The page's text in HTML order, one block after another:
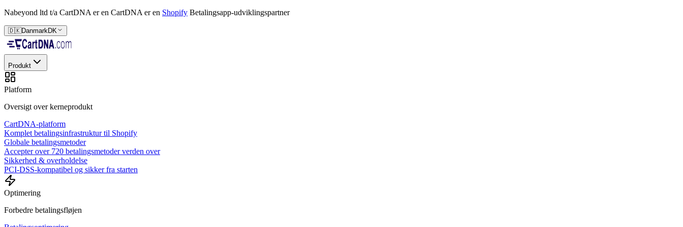
Nabeyond ltd t/a CartDNA er en CartDNA er en Shopify Betalingsapp-udviklingspartner
🇩🇰DanmarkDK
Produkt
Platform
Oversigt over kerneprodukt
CartDNA-platform
Komplet betalingsinfrastruktur til Shopify
Globale betalingsmetoder
Accepter over 720 betalingsmetoder verden over
Sikkerhed & overholdelse
PCI-DSS-kompatibel og sikker fra starten
Optimering
Forbedre betalingsfløjen